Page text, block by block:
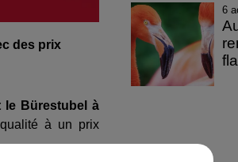
des prix
le Bürestubel à
à un prix
6